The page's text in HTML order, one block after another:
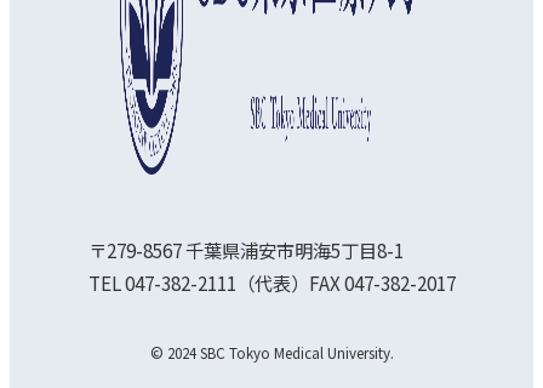
〒279-8567 千葉県浦安市明海5丁目8-1
TEL 047-382-2111（代表）FAX 047-382-2017
© 2024 SBC Tokyo Medical University.